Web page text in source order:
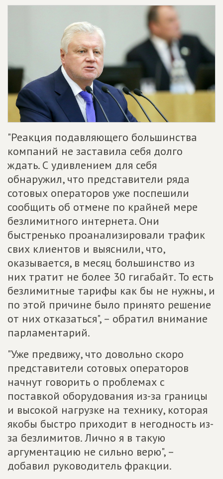
"Реакция подавляющего большинства
компаний не заставила себя долго
ждать. С удивлением для себя
обнаружил, что представители ряда
сотовых операторов уже поспешили
сообщить об отмене по крайней мере
безлимитного интернета. Они
быстренько проанализировали трафик
свих клиентов и выяснили, что,
оказывается, в месяц большинство из
них тратит не более 30 гигабайт. То есть
безлимитные тарифы как бы не нужны, и
по этой причине было принято решение
от них отказаться", – обратил внимание
парламентарий.
"Уже предвижу, что довольно скоро
представители сотовых операторов
начнут говорить о проблемах с
поставкой оборудования из-за границы
и высокой нагрузке на технику, которая
якобы быстро приходит в негодность из-
за безлимитов. Лично я в такую
аргументацию не сильно верю", –
добавил руководитель фракции.